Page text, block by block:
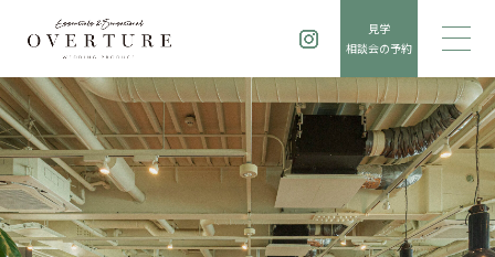
見学
相談会の予約